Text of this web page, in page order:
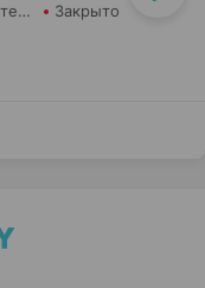
Планета Здоровья Доктор Таир ООО Аптека №5 Закрыто